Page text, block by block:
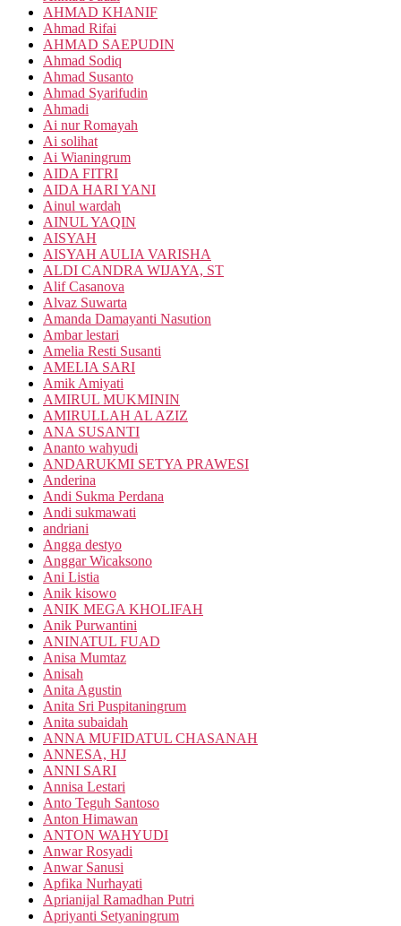
AHMAD KHANIF
Ahmad Rifai
AHMAD SAEPUDIN
Ahmad Sodiq
Ahmad Susanto
Ahmad Syarifudin
Ahmadi
Ai nur Romayah
Ai solihat
Ai Wianingrum
AIDA FITRI
AIDA HARI YANI
Ainul wardah
AINUL YAQIN
AISYAH
AISYAH AULIA VARISHA
ALDI CANDRA WIJAYA, ST
Alif Casanova
Alvaz Suwarta
Amanda Damayanti Nasution
Ambar lestari
Amelia Resti Susanti
AMELIA SARI
Amik Amiyati
AMIRUL MUKMININ
AMIRULLAH AL AZIZ
ANA SUSANTI
Ananto wahyudi
ANDARUKMI SETYA PRAWESI
Anderina
Andi Sukma Perdana
Andi sukmawati
andriani
Angga destyo
Anggar Wicaksono
Ani Listia
Anik kisowo
ANIK MEGA KHOLIFAH
Anik Purwantini
ANINATUL FUAD
Anisa Mumtaz
Anisah
Anita Agustin
Anita Sri Puspitaningrum
Anita subaidah
ANNA MUFIDATUL CHASANAH
ANNESA, HJ
ANNI SARI
Annisa Lestari
Anto Teguh Santoso
Anton Himawan
ANTON WAHYUDI
Anwar Rosyadi
Anwar Sanusi
Apfika Nurhayati
Aprianijal Ramadhan Putri
Apriyanti Setyaningrum